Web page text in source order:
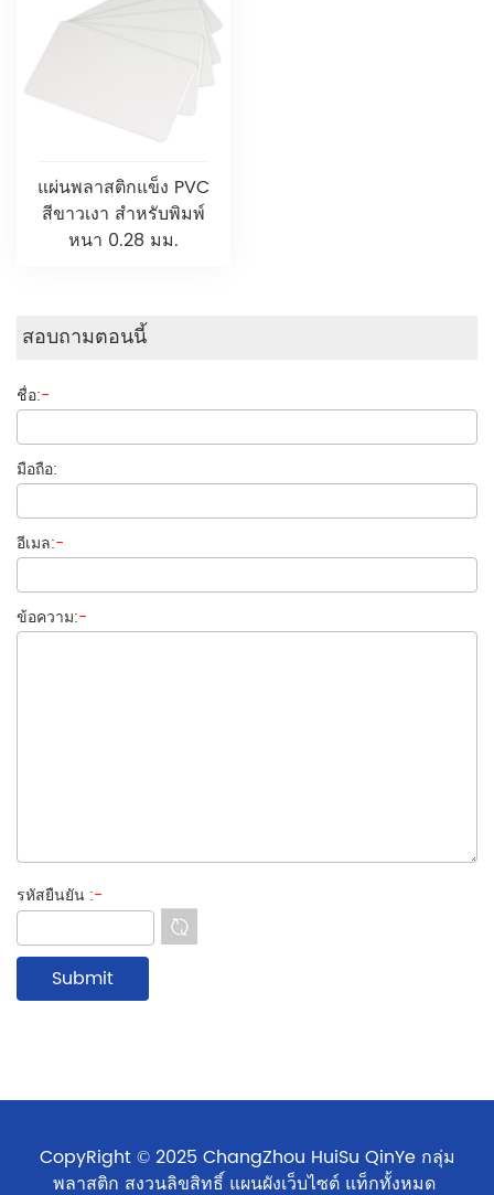
แผ่นพลาสติกแข็ง PVC
สีขาวเงา สำหรับพิมพ์
หนา 0.28 มม.
สอบถามตอนนี้
ชื่อ:-
มือถือ:
อีเมล:-
ข้อความ:-
รหัสยืนยัน :-
CopyRight © 2025 ChangZhou HuiSu QinYe กลุ่ม
พลาสติก สงวนลิขสิทธิ์ แผนผังเว็บไซต์ แท็กทั้งหมด